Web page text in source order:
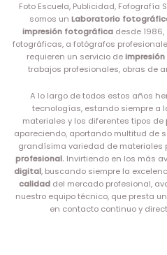
Foto Escuela, Publicidad, Fofografía
somos un Laboratorio
impresión fotográfica desde
fotográficas, a fotógrafos
requieren un servicio de
trabajos profesionales, obras de
A lo largo de todos estos años
tecnologías, estando siempre a
materiales y los diferentes tipos de
apareciendo, aportando multitud de
grandísima variedad de materiales
profesional. Invirtiendo en los más
digital, buscando siempre la
calidaddel mercado profesional,
nuestro equipo técnico, que presta un
en contacto continuo y